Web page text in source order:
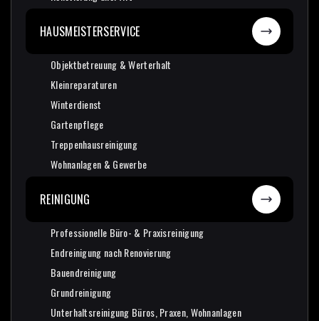
HAUSMEISTERSERVICE
Objektbetreuung & Werterhalt
Objektbetreuung & Werterhalt
Kleinreparaturen
Kleinreparaturen
Winterdienst
Winterdienst
Gartenpflege
Gartenpflege
Treppenhausreinigung
Treppenhausreinigung
Wohnanlagen & Gewerbe
REINIGUNG
Professionelle Büro- & Praxisreinigung
Professionelle Büro- & Praxisreinigung
Endreinigung nach Renovierung
Endreinigung nach Renovierung
Bauendreinigung
Bauendreinigung
Grundreinigung
Grundreinigung
Unterhaltsreinigung Büros, Praxen, Wohnanlagen